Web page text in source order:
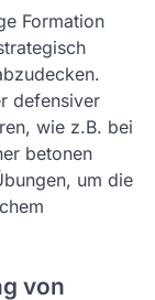
Formation
defensiver
wie z.B. bei
betonen
um die
von